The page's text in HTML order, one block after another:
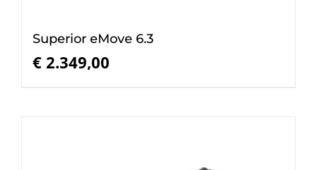
Superior eMove 6.3
€ 2.349,00